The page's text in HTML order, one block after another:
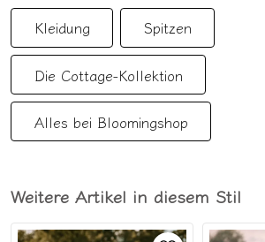
Weitere Artikel in diesem Stil
Kleidung Spitzen
Die Cottage-Kollektion
Alles bei Bloomingshop